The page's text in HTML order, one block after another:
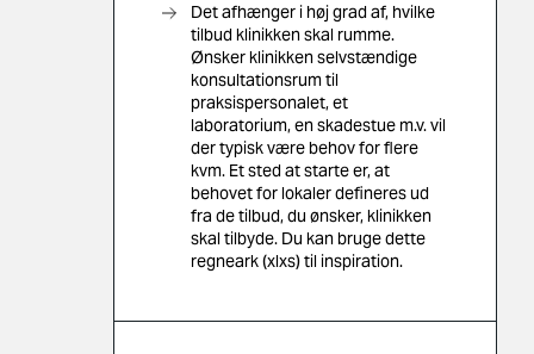
Det afhænger i høj grad af, hvilke
tilbud klinikken skal rumme.
Ønsker klinikken selvstændige
konsultationsrum til
praksispersonalet, et
laboratorium, en skadestue m.v. vil
der typisk være behov for flere
kvm. Et sted at starte er, at
behovet for lokaler defineres ud
fra de tilbud, du ønsker, klinikken
skal tilbyde. Du kan bruge dette
regneark (xlxs) til inspiration.